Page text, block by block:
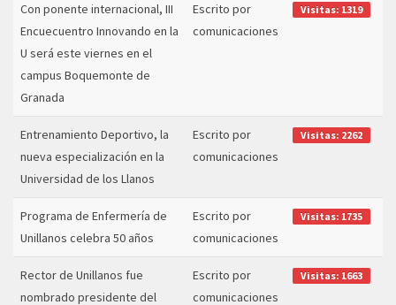
Con ponente internacional, III
Encuecuentro Innovando en la
U será este viernes en el
campus Boquemonte de
Granada
Escrito por
comunicaciones
Visitas: 1319
Entrenamiento Deportivo, la
nueva especialización en la
Universidad de los Llanos
Escrito por
comunicaciones
Visitas: 2262
Programa de Enfermería de
Unillanos celebra 50 años
Escrito por
comunicaciones
Visitas: 1735
Rector de Unillanos fue
nombrado presidente del
Escrito por
comunicaciones
Visitas: 1663